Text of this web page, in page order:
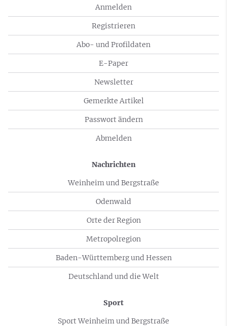
Anmelden
Registrieren
Abo- und Profildaten
E-Paper
Newsletter
Gemerkte Artikel
Passwort ändern
Abmelden
Nachrichten
Weinheim und Bergstraße
Odenwald
Orte der Region
Metropolregion
Baden-Württemberg und Hessen
Deutschland und die Welt
Sport
Sport Weinheim und Bergstraße